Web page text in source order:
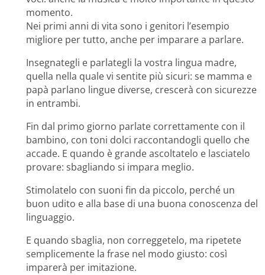
momento.
Nei primi anni di vita sono i genitori l’esempio
migliore per tutto, anche per imparare a parlare.
Insegnategli e parlategli la vostra lingua madre,
quella nella quale vi sentite più sicuri: se mamma e
papà parlano lingue diverse, crescerà con sicurezze
in entrambi.
Fin dal primo giorno parlate correttamente con il
bambino, con toni dolci raccontandogli quello che
accade. E quando è grande ascoltatelo e lasciatelo
provare: sbagliando si impara meglio.
Stimolatelo con suoni fin da piccolo, perché un
buon udito e alla base di una buona conoscenza del
linguaggio.
E quando sbaglia, non correggetelo, ma ripetete
semplicemente la frase nel modo giusto: così
imparerà per imitazione.